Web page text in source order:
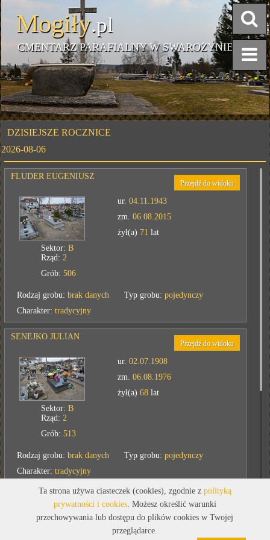
Mogiły.pl
CMENTARZ PARAFIALNY W SWAROŻYNIE
DZISIEJSZE ROCZNICE
2026-08-06
FLUDER EUGENIUSZ
Przejdź do widoku
ur.04.11.1943
zm.06.08.2015
żył(a) 71 lat
Sektor:B
Rząd:2
Grób:506
Rodzaj grobu:brak danych Typ grobu:pojedynczy
Charakter:tradycyjny
SENEJKO JULIAN
Przejdź do widoku
ur.02.07.1908
zm.06.08.1976
żył(a)68 lat
Sektor:B
Rząd:2
Grób:513
Rodzaj grobu:brak danych Typ grobu:pojedynczy
Charakter:tradycyjny
STEFAŃSKI FRANCISZEK
Przejdź do widoku
ur.24.01.1899
zm. 06.08.1975
Ta strona używa ciasteczek (cookies), zgodnie z polityką
prywatności i cookies. Możesz określić warunki
przechowywania lub dostępu do plików cookies w Twojej
przeglądarce.